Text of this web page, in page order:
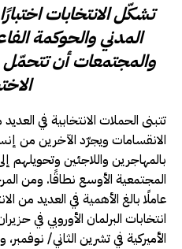
تشكّل الانتخابات
المدني والحوكمة
والمجتمعات أن
تتبنى الحملات الانتخابية في
الانقسامات ويجرّد الآخرين من
بالمهاجرين واللاجئين
المجتمعية الأوسع نطاقًا. ومن
عاملًا بالغ الأهمية في العديد من
انتخابات البرلمان الأوروبي في
الأميركية في تشرين الثاني/ نوفمبر،